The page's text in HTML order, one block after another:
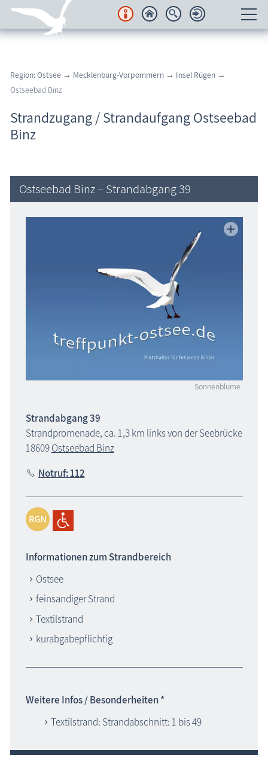
Regionales
Urlaubsorte
Karten
Wissenswertes
Region: Ostsee → Mecklenburg-Vorpommern → Insel Rügen →
Ostseebad Binz
Strandzugang / Strandaufgang Ostseebad
Binz
Ostseebad Binz – Strandabgang 39
Sonnenblume
Strandabgang 39
Strandpromenade, ca. 1,3 km links von der Seebrücke
18609Ostseebad Binz
Notruf: 112
Informationen zum Strandbereich
Ostsee
feinsandiger Strand
Textilstrand
kurabgabepflichtig
Weitere Infos / Besonderheiten *
Textilstrand: Strandabschnitt: 1 bis 49